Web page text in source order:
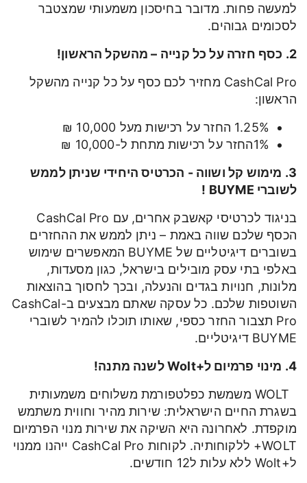
למעשה פחות. מדובר בחיסכון משמעותי שמצטבר
לסכומים גבוהים.
2. כסף חזרה על כל קנייה – מהשקל הראשון!
CashCal Pro מחזיר לכם כסף על כל קנייה מהשקל
הראשון:
1.25% החזר על רכישות מעל 10,000 ₪
1%החזר על רכישות מתחת ל-10,000 ₪
3. מימוש קל ושווה - הכרטיס היחידי שניתן לממש
לשוברי BUYME !
בניגוד לכרטיסי קאשבק אחרים, עם CashCal Pro
הכסף שלכם שווה באמת – ניתן לממש את ההחזרים
בשוברים דיגיטליים של BUYME המאפשרים שימוש
באלפי בתי עסק מובילים בישראל, כגון מסעדות,
מלונות, חנויות בגדים והנעלה, ובכך לחסוך בהוצאות
השוטפות שלכם. כל עסקה שאתם מבצעים ב-CashCal
Pro תצבור החזר כספי, שאותו תוכלו להמיר לשוברי
BUYME דיגיטליים.
4. מינוי פרמיום ל+Wolt לשנה מתנה!
WOLT משמשת כפלטפורמת משלוחים משמעותית
בשגרת החיים הישראלית: שירות מהיר וחווית משתמש
מוקפדת. לאחרונה היא השיקה את שירות מנוי הפרמיום
WOLT+ ללקוחותיה. לקוחות CashCal Pro ייהנו ממנוי
ל+Wolt ללא עלות ל12 חודשים.